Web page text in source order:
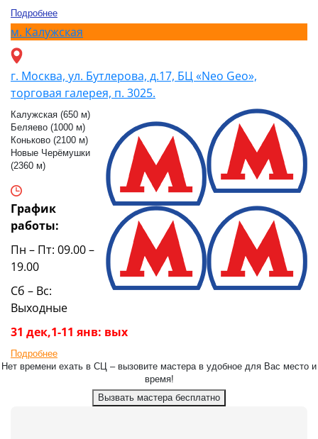
Подробнее
м. Калужская
г. Москва, ул. Бутлерова, д.17, БЦ «Neo Geo»,
торговая галерея, п. 3025.
Калужская (650 м)
Беляево (1000 м)
Коньково (2100 м)
Новые Черёмушки
(2360 м)
График
работы:
Пн – Пт: 09.00 –
19.00
Сб – Вс:
Выходные
31 дек,1-11 янв: вых
Подробнее
Нет времени ехать в СЦ – вызовите мастера в удобное для Вас место и
время!
Вызвать мастера бесплатно